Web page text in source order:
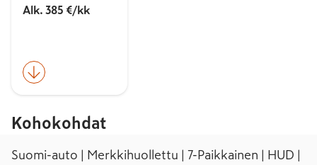
Alk. 385 €/kk
Kohokohdat
Suomi-auto | Merkkihuollettu | 7-Paikkainen | HUD |